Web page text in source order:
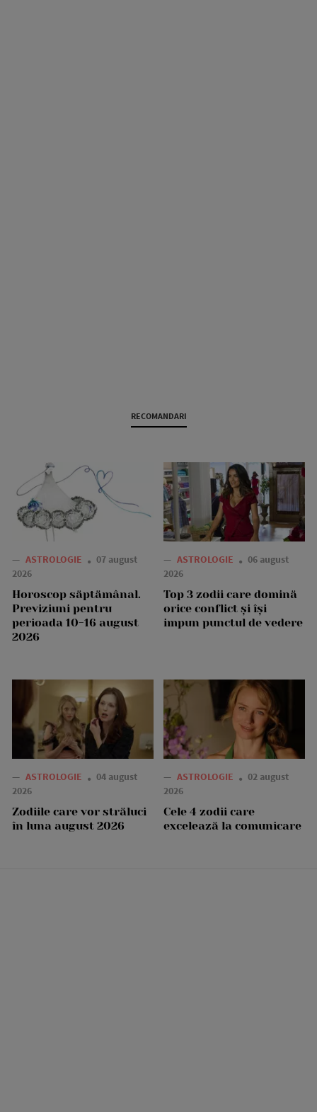
RECOMANDARI
— ASTROLOGIE
07 august
2026
Horoscop săptămânal.
Previziuni pentru
perioada 10-16 august
2026
— ASTROLOGIE
06 august
2026
Top 3 zodii care domină
orice conflict și își
impun punctul de vedere
— ASTROLOGIE
04 august
2026
Zodiile care vor străluci
în luna august 2026
— ASTROLOGIE
02 august
2026
Cele 4 zodii care
excelează la comunicare